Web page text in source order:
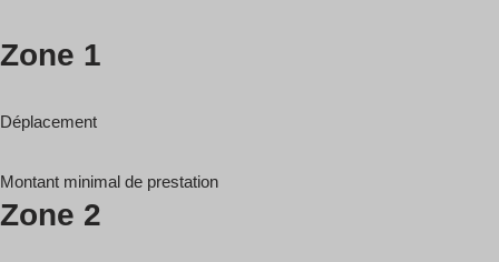
Zone 1
Déplacement
Montant minimal de prestation
Zone 2